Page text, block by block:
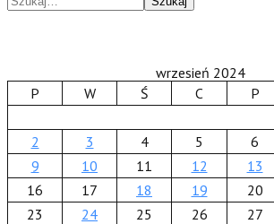
wrzesień 2024
P
W Ś C P
2
3 4 5 6
9
10 11 12 13
16
17 18 19 20
23
24 25 26 27